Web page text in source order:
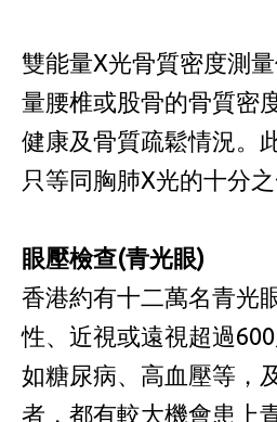
雙能量X光骨質密度測
量腰椎或股骨的骨質密
健康及骨質疏鬆情況。
只等同胸肺X光的十分之
眼壓檢查(青光眼)
香港約有十二萬名青光
性、近視或遠視超過
如糖尿病、高血壓等，
者，都有較大機會患上